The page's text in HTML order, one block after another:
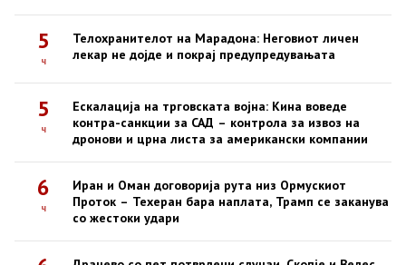
5
ч
Телохранителот на Марадона: Неговиот личен
лекар не дојде и покрај предупредувањата
5
ч
Ескалација на трговската војна: Кина воведе
контра-санкции за САД – контрола за извоз на
дронови и црна листа за американски компании
6
ч
Иран и Оман договорија рута низ Ормускиот
Проток – Техеран бара наплата, Трамп се заканува
со жестоки удари